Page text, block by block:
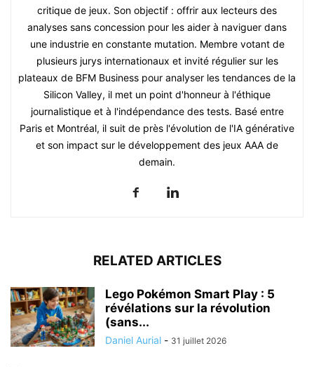
critique de jeux. Son objectif : offrir aux lecteurs des
analyses sans concession pour les aider à naviguer dans
une industrie en constante mutation. Membre votant de
plusieurs jurys internationaux et invité régulier sur les
plateaux de BFM Business pour analyser les tendances de la
Silicon Valley, il met un point d'honneur à l'éthique
journalistique et à l'indépendance des tests. Basé entre
Paris et Montréal, il suit de près l'évolution de l'IA générative
et son impact sur le développement des jeux AAA de
demain.
RELATED ARTICLES
Lego Pokémon Smart Play : 5
révélations sur la révolution
(sans...
Daniel Aurial - 31 juillet 2026